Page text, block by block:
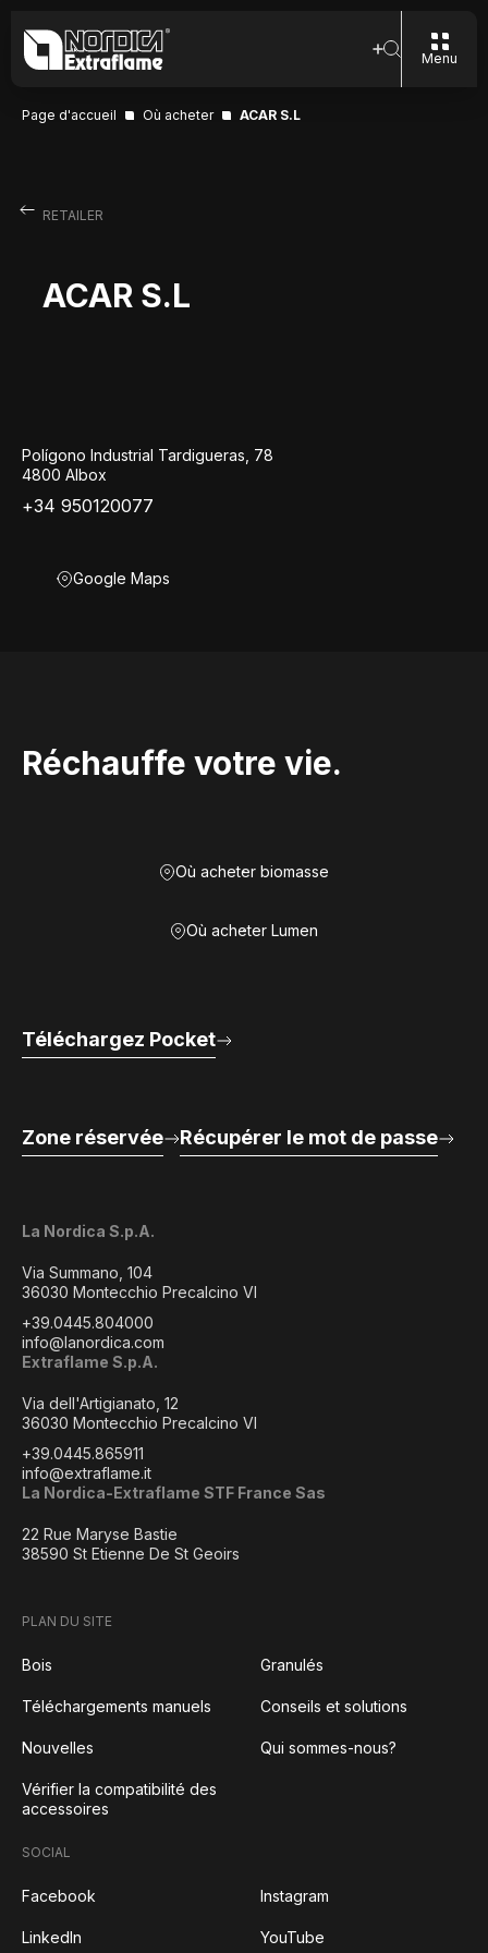
Menu
Page d'accueil Où acheter ACAR S.L
RETAILER
ACAR S.L
Polígono Industrial Tardigueras, 78
4800 Albox
+34 950120077
Google Maps
Réchauffe votre vie.
Où acheter biomasse
Où acheter Lumen
La Nordica S.p.A.
Via Summano, 104
36030 Montecchio Precalcino VI
+39.0445.804000
info@lanordica.com
Extraflame S.p.A.
Via dell'Artigianato, 12
36030 Montecchio Precalcino VI
+39.0445.865911
info@extraflame.it
La Nordica-Extraflame STF France Sas
22 Rue Maryse Bastie
38590 St Etienne De St Geoirs
Téléchargez Pocket
Zone réservée Récupérer le mot de passe
PLAN DU SITE
Bois Granulés
Téléchargements manuels Conseils et solutions
Nouvelles Qui sommes-nous?
Vérifier la compatibilité des
accessoires
SOCIAL
Facebook Instagram
LinkedIn YouTube